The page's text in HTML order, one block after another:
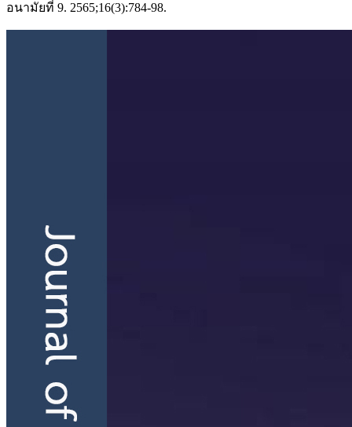
อนามัยที่ 9. 2565;16(3):784-98.